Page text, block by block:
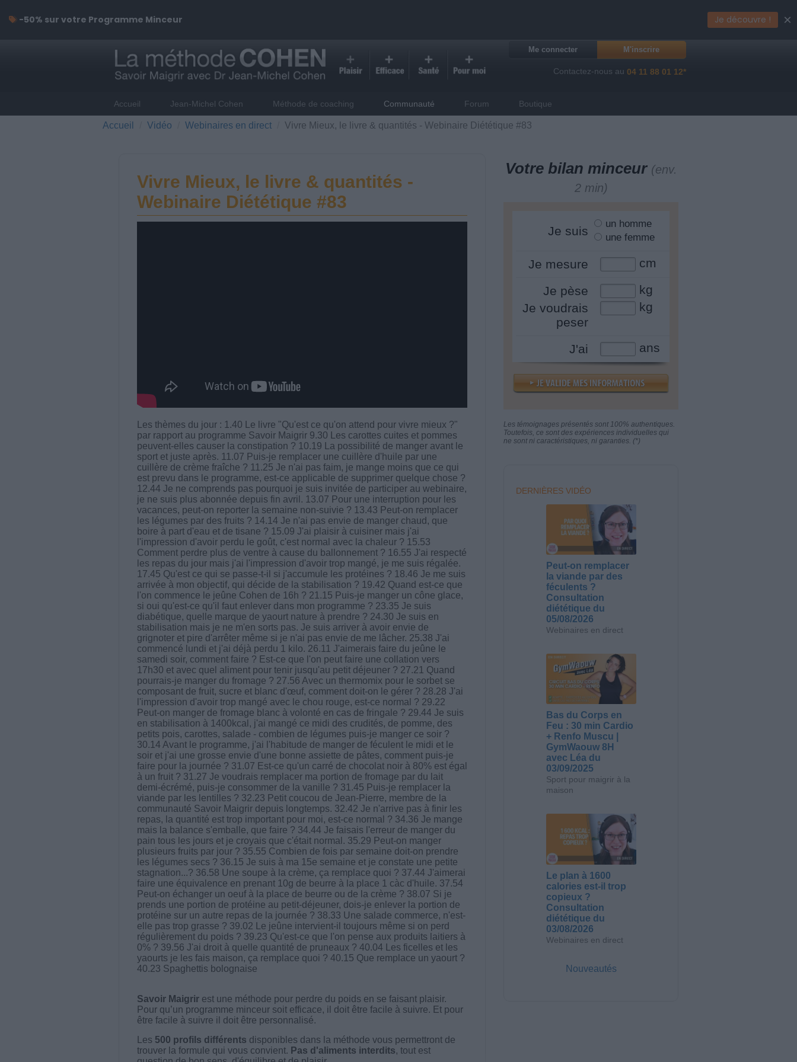
Me connecter M'inscrire
Contactez-nous au 04 11 88 01 12*
Accueil Jean-Michel Cohen Méthode de coaching Communauté Forum Boutique
Accueil Vidéo Webinaires en direct Vivre Mieux, le livre & quantités - Webinaire Diététique #83
Vivre Mieux, le livre & quantités -
Webinaire Diététique #83
Les thèmes du jour : 1.40 Le livre "Qu'est ce qu'on attend pour vivre mieux ?"
par rapport au programme Savoir Maigrir 9.30 Les carottes cuites et pommes
peuvent-elles causer la constipation ? 10.19 La possibilité de manger avant le
sport et juste après. 11.07 Puis-je remplacer une cuillère d'huile par une
cuillère de crème fraîche ? 11.25 Je n'ai pas faim, je mange moins que ce qui
est prevu dans le programme, est-ce applicable de supprimer quelque chose ?
12.44 Je ne comprends pas pourquoi je suis invitée de participer au webinaire,
je ne suis plus abonnée depuis fin avril. 13.07 Pour une interruption pour les
vacances, peut-on reporter la semaine non-suivie ? 13.43 Peut-on remplacer
les légumes par des fruits ? 14.14 Je n'ai pas envie de manger chaud, que
boire à part d'eau et de tisane ? 15.09 J'ai plaisir à cuisiner mais j'ai
l'impression d'avoir perdu le goût, c'est normal avec la chaleur ? 15.53
Comment perdre plus de ventre à cause du ballonnement ? 16.55 J'ai respecté
les repas du jour mais j'ai l'impression d'avoir trop mangé, je me suis régalée.
17.45 Qu'est ce qui se passe-t-il si j'accumule les protéines ? 18.46 Je me suis
arrivée à mon objectif, qui décide de la stabilisation ? 19.42 Quand est-ce que
l'on commence le jeûne Cohen de 16h ? 21.15 Puis-je manger un cône glace,
si oui qu'est-ce qu'il faut enlever dans mon programme ? 23.35 Je suis
diabétique, quelle marque de yaourt nature à prendre ? 24.30 Je suis en
stabilisation mais je ne m'en sorts pas. Je suis arriver à avoir envie de
grignoter et pire d'arrêter même si je n'ai pas envie de me lâcher. 25.38 J'ai
commencé lundi et j'ai déjà perdu 1 kilo. 26.11 J'aimerais faire du jeûne le
samedi soir, comment faire ? Est-ce que l'on peut faire une collation vers
17h30 et avec quel aliment pour tenir jusqu'au petit déjeuner ? 27.21 Quand
pourrais-je manger du fromage ? 27.56 Avec un thermomix pour le sorbet se
composant de fruit, sucre et blanc d'œuf, comment doit-on le gérer ? 28.28 J'ai
l'impression d'avoir trop mangé avec le chou rouge, est-ce normal ? 29.22
Peut-on manger de fromage blanc à volonté en cas de fringale ? 29.44 Je suis
en stabilisation à 1400kcal, j'ai mangé ce midi des crudités, de pomme, des
petits pois, carottes, salade - combien de légumes puis-je manger ce soir ?
30.14 Avant le programme, j'ai l'habitude de manger de féculent le midi et le
soir et j'ai une grosse envie d'une bonne assiette de pâtes, comment puis-je
faire pour la journée ? 31.07 Est-ce qu'un carré de chocolat noir à 80% est égal
à un fruit ? 31.27 Je voudrais remplacer ma portion de fromage par du lait
demi-écrémé, puis-je consommer de la vanille ? 31.45 Puis-je remplacer la
viande par les lentilles ? 32.23 Petit coucou de Jean-Pierre, membre de la
communauté Savoir Maigrir depuis longtemps. 32.42 Je n'arrive pas à finir les
repas, la quantité est trop important pour moi, est-ce normal ? 34.36 Je mange
mais la balance s'emballe, que faire ? 34.44 Je faisais l'erreur de manger du
pain tous les jours et je croyais que c'était normal. 35.29 Peut-on manger
plusieurs fruits par jour ? 35.55 Combien de fois par semaine doit-on prendre
les légumes secs ? 36.15 Je suis à ma 15e semaine et je constate une petite
stagnation...? 36.58 Une soupe à la crème, ça remplace quoi ? 37.44 J'aimerai
faire une équivalence en prenant 10g de beurre à la place 1 càc d'huile. 37.54
Peut-on échanger un oeuf à la place de beurre ou de la crème ? 38.07 Si je
prends une portion de protéine au petit-déjeuner, dois-je enlever la portion de
protéine sur un autre repas de la journée ? 38.33 Une salade commerce, n'est-
elle pas trop grasse ? 39.02 Le jeûne intervient-il toujours même si on perd
régulièrement du poids ? 39.23 Qu'est-ce que l'on pense aux produits laitiers à
0% ? 39.56 J'ai droit à quelle quantité de pruneaux ? 40.04 Les ficelles et les
yaourts je les fais maison, ça remplace quoi ? 40.15 Que remplace un yaourt ?
40.23 Spaghettis bolognaise
Savoir Maigrirest une méthode pour perdre du poids en se faisant plaisir.
Pour qu’un programme minceur soit efficace, il doit être facile à suivre. Et pour
être facile à suivre il doit être personnalisé.
Les 500 profils différents disponibles dans la méthode vous permettront de
trouver la formule qui vous convient. Pas d'aliments interdits, tout est
Votre bilan minceur (env.
2 min)
Je suis
un homme
une femme
Je mesure cm
Je pèse
kg
Je voudrais
peser
kg
J'ai ans
Les témoignages présentés sont 100% authentiques.
Toutefois, ce sont des expériences individuelles qui
ne sont ni caractéristiques, ni garanties. (*)
DERNIÈRES VIDÉO
Peut-on remplacer
la viande par des
féculents ?
Consultation
diététique du
05/08/2026
Webinaires en direct
Bas du Corps en
Feu : 30 min Cardio
+ Renfo Muscu |
GymWaouw 8H
avec Léa du
03/09/2025
Sport pour maigrir à la
maison
Le plan à 1600
calories est-il trop
copieux ?
Consultation
diététique du
03/08/2026
Webinaires en direct
Nouveautés
-50% sur votre Programme Minceur Je découvre ! ×